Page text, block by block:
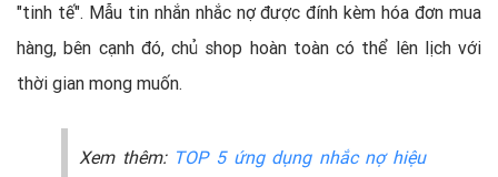
"tinh tế". Mẫu tin nhắn nhắc nợ được đính kèm hóa đơn mua
hàng, bên cạnh đó, chủ shop hoàn toàn có thể lên lịch với
thời gian mong muốn.
Xem thêm: TOP 5 ứng dụng nhắc nợ hiệu